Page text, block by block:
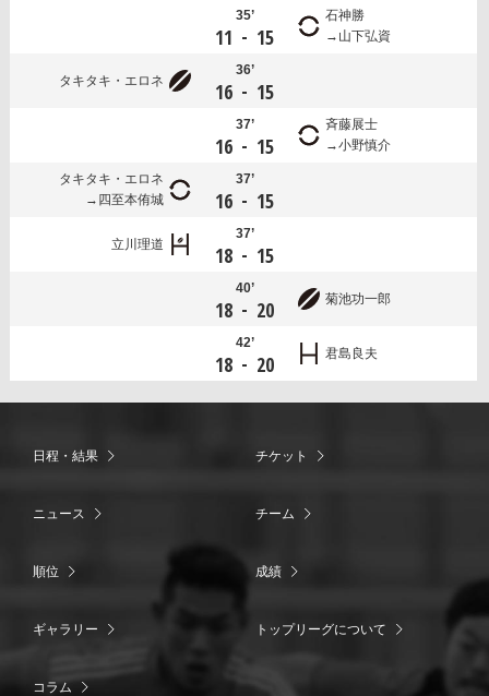
35’
11 - 15
石神勝
山下弘資
タキタキ・エロネ
36’
16 - 15
37’
16 - 15
斉藤展士
小野慎介
タキタキ・エロネ
四至本侑城
37’
16 - 15
立川理道
37’
18 - 15
40’
18 - 20 菊池功一郎
42’
18 - 20 君島良夫
日程・結果 チケット
ニュース チーム
順位 成績
ギャラリー トップリーグについて
コラム